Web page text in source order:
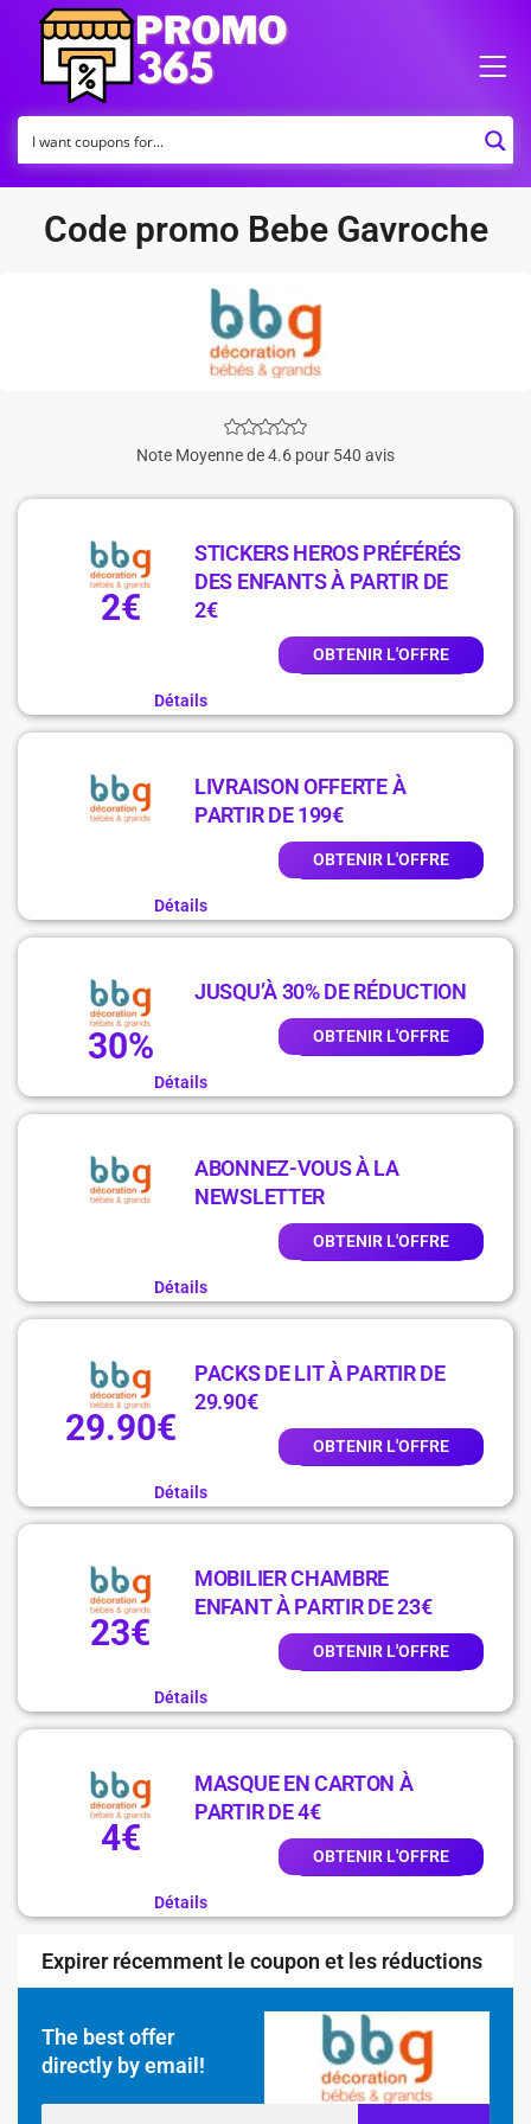
Code promo Bebe Gavroche
Note Moyenne de 4.6 pour 540 avis
2€
STICKERS HEROS PRÉFÉRÉS
DES ENFANTS À PARTIR DE
2€
OBTENIR L'OFFRE
Détails
LIVRAISON OFFERTE À
PARTIR DE 199€
OBTENIR L'OFFRE
Détails
30%
JUSQU’À 30% DE RÉDUCTION
OBTENIR L'OFFRE
Détails
ABONNEZ-VOUS À LA
NEWSLETTER
OBTENIR L'OFFRE
Détails
29.90€
PACKS DE LIT À PARTIR DE
29.90€
OBTENIR L'OFFRE
Détails
23€
MOBILIER CHAMBRE
ENFANT À PARTIR DE 23€
OBTENIR L'OFFRE
Détails
4€
MASQUE EN CARTON À
PARTIR DE 4€
OBTENIR L'OFFRE
Détails
Expirer récemment le coupon et les réductions
The best offer
directly by email!